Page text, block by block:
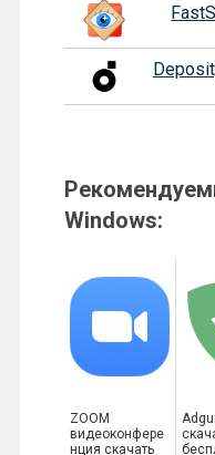
Windows:
ZOOM
видеоконфере
нция скачать